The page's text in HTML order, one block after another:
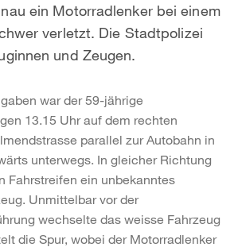
ein Motorradlenker bei einem
verletzt. Die Stadtpolizei
und Zeugen.
war der 59-jährige
13.15 Uhr auf dem rechten
parallel zur Autobahn in
unterwegs. In gleicher Richtung
Fahrstreifen ein unbekanntes
Unmittelbar vor der
wechselte das weisse Fahrzeug
die Spur, wobei der Motorradlenker